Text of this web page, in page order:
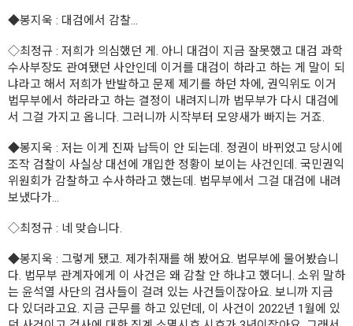
◆봉지욱 : 대검에서 감찰...
◇최정규 : 저희가 의심했던 게. 아니 대검이 지금 잘못했고 대검 과학
수사부장도 관여됐던 사안인데 이거를 대검이 하라고 하는 게 말이 되
냐라고 해서 저희가 반발하고 문제 제기를 하던 차에, 권익위도 이거
법무부에서 하라라고 하는 결정이 내려지니까 법무부가 다시 대검에
서 그걸 가지고 옵니다. 그러니까 시작부터 모양새가 빠지는 거죠.
◆봉지욱 : 저는 이게 진짜 납득이 안 되는데. 정권이 바뀌었고 당시에
조작 검찰이 사실상 대선에 개입한 정황이 보이는 사건인데. 국민권익
위원회가 감찰하고 수사하라고 했는데. 법무부에서 그걸 대검에 내려
보냈다가...
◇최정규 : 네 맞습니다.
◆봉지욱 : 그렇게 됐고. 제가취재를 해 봤어요. 법무부에 물어봤습니
다. 법무부 관계자에게 이 사건은 왜 감찰 안 하냐고 했더니. 소위 말하
는 윤석열 사단의 검사들이 걸려 있는 사건들이잖아요. 보니까 지금
다 있더라고요. 지금 근무를 하고 있던데, 이 사건이 2022년 1월에 있